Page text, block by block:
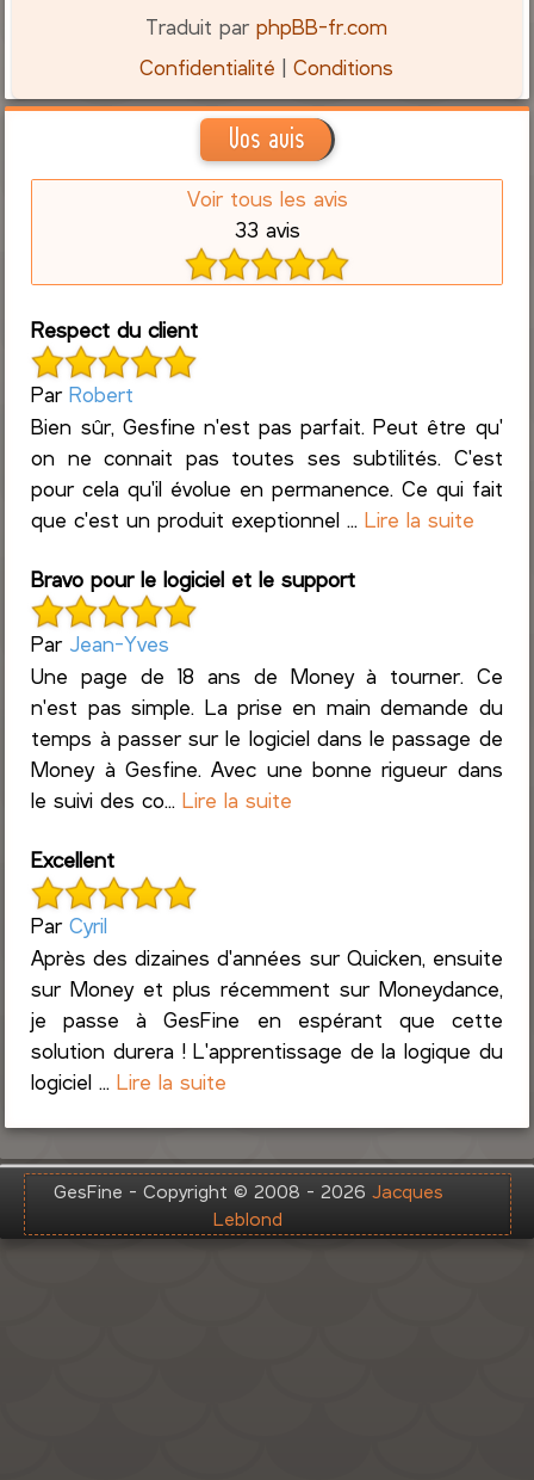
Traduit parphpBB-fr.com
Confidentialité |Conditions
Vos avis
Voir tous les avis
33 avis
Respect du client
ParRobert
Bien sûr, Gesfine n'est pas parfait. Peut être qu'
on ne connait pas toutes ses subtilités. C'est
pour cela qu'il évolue en permanence. Ce qui fait
que c'est un produit exeptionnel ...Lire la suite
Bravo pour le logiciel et le support
Par Jean-Yves
Une page de 18 ans de Money à tourner. Ce
n'est pas simple. La prise en main demande du
temps à passer sur le logiciel dans le passage de
Money à Gesfine. Avec une bonne rigueur dans
le suivi des co...Lire la suite
Excellent
ParCyril
Après des dizaines d'années sur Quicken, ensuite
sur Money et plus récemment sur Moneydance,
je passe à GesFine en espérant que cette
solution durera ! L'apprentissage de la logique du
logiciel ...Lire la suite
GesFine - Copyright © 2008 - 2026 Jacques
Leblond